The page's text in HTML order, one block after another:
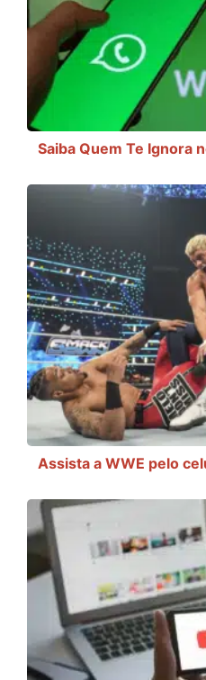
Saiba Quem Te Ignora
Assista a WWE pelo